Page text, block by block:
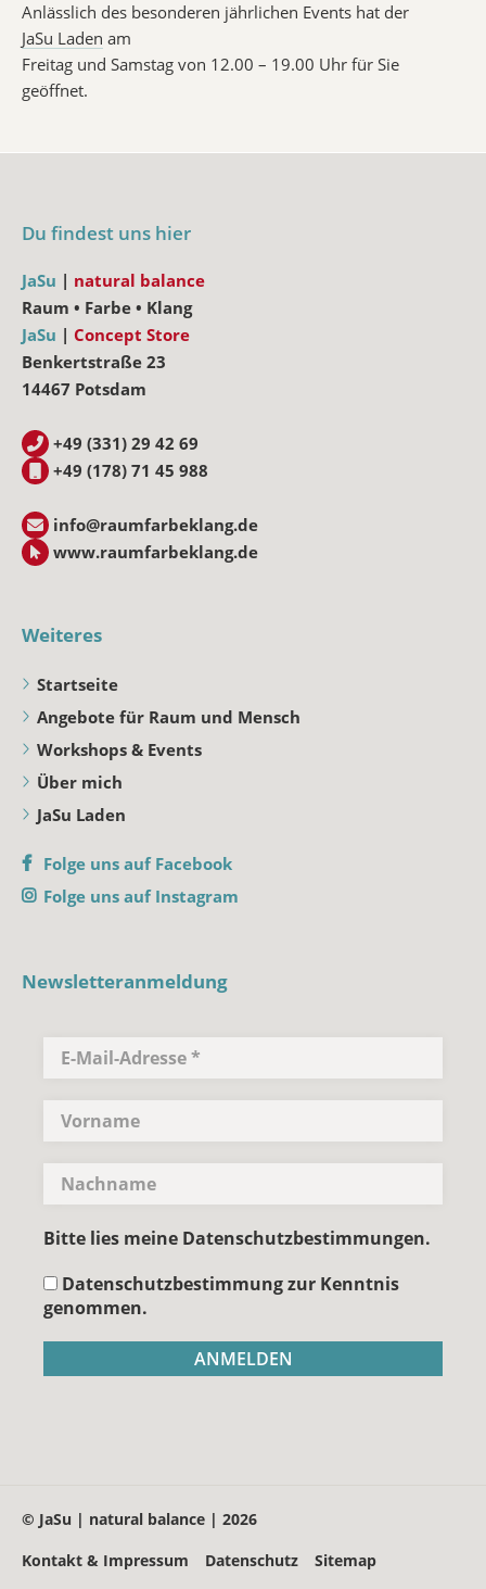
Anlässlich des besonderen jährlichen Events hat der
JaSu Laden am
Freitag und Samstag von 12.00 – 19.00 Uhr für Sie
geöffnet.
Du findest uns hier
JaSu | natural balance
Raum • Farbe • Klang
JaSu | Concept Store
Benkertstraße 23
14467 Potsdam
+49 (331) 29 42 69
+49 (178) 71 45 988
info@raumfarbeklang.de
www.raumfarbeklang.de
Weiteres
Startseite
Angebote für Raum und Mensch
Workshops & Events
Über mich
JaSu Laden
Folge uns auf Facebook
Folge uns auf Instagram
Newsletteranmeldung
Bitte lies meine Datenschutzbestimmungen.
Datenschutzbestimmung zur Kenntnis
genommen.
© JaSu | natural balance | 2026
Kontakt & Impressum Datenschutz Sitemap